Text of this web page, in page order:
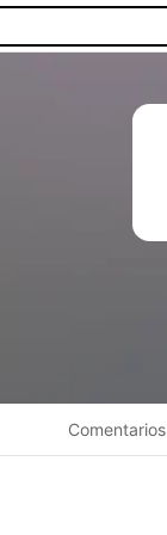
Comentarios